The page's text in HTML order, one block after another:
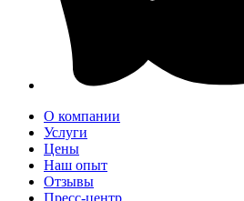
О компании
Услуги
Цены
Наш опыт
Отзывы
Пресс-центр